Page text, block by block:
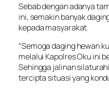
Sebab dengan adanya
ini, semakin banyak
kepada masyarakat.
“Semoga daging hewan
melalui Kapolres Oku ini
Sehingga jalinan
tercipta situasi yang